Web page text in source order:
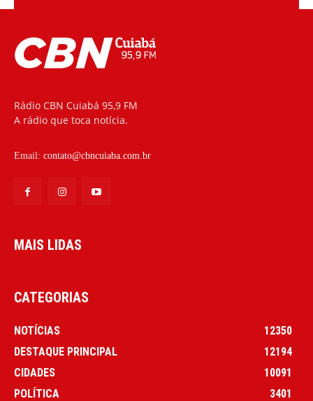
Rádio CBN Cuiabá 95,9 FM
A rádio que toca notícia.
Email: contato@cbncuiaba.com.br
MAIS LIDAS
CATEGORIAS
NOTÍCIAS
12350
DESTAQUE PRINCIPAL
12194
CIDADES
10091
POLÍTICA
3401